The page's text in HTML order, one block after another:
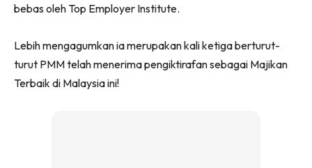
bebas oleh Top Employer Institute.
Lebih mengagumkan ia merupakan kali ketiga berturut-
turut PMM telah menerima pengiktirafan sebagai Majikan
Terbaik di Malaysia ini!